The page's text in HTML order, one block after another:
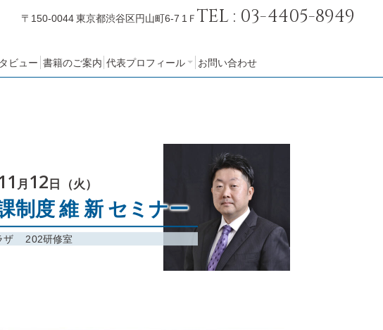
〒150-0044東京都渋谷区円山町6-7 1Ｆ TEL : 03-4405-8949
ビュー 書籍のご案内 代表プロフィール
会社概要
お問い合わせ
月 12日（火）
制度 維 新 セミナー
ザ 202研修室